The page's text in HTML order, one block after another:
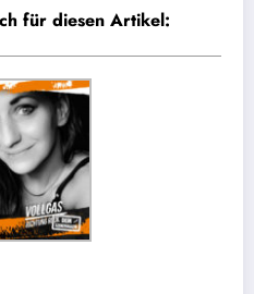
für diesen Artikel: